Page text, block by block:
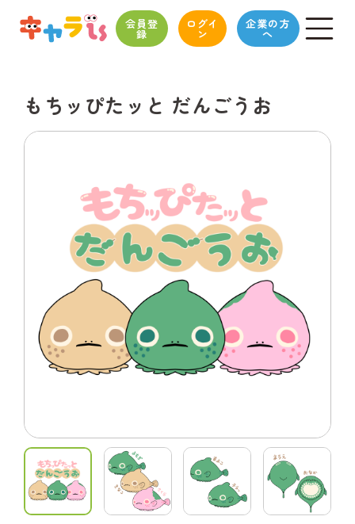
会員登
録
ログイ
ン
企業の方
へ
もちッぴたッと だんごうお